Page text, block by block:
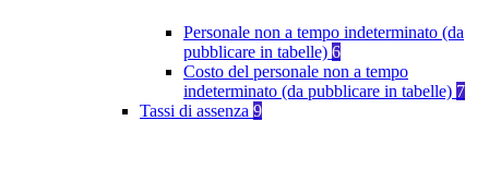
Personale non a tempo indeterminato (da
pubblicare in tabelle) 6
Costo del personale non a tempo
indeterminato (da pubblicare in tabelle) 7
Tassi di assenza 9